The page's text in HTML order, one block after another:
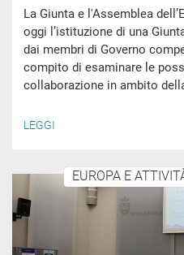
La Giunta e l'Assemblea
oggi l’istituzione di una
dai membri di Governo
compito di esaminare le
collaborazione in ambito
LEGGI
EUROPA E